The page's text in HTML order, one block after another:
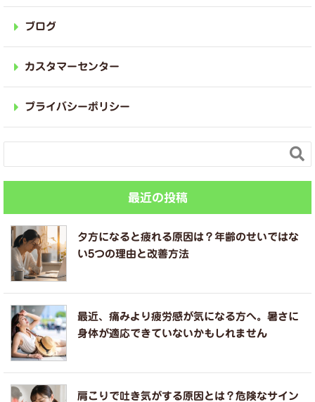
ブログ
カスタマーセンター
プライバシーポリシー

最近の投稿
夕方になると疲れる原因は？年齢のせいではな
い5つの理由と改善方法
最近、痛みより疲労感が気になる方へ。暑さに
身体が適応できていないかもしれません
肩こりで吐き気がする原因とは？危険なサイン